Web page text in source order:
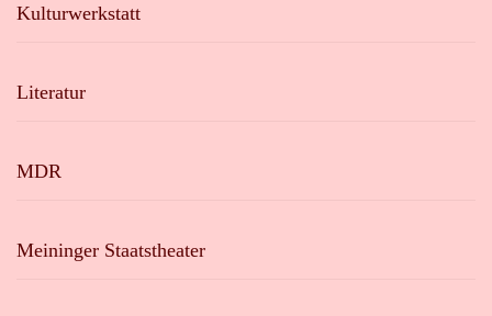
Kulturwerkstatt
Literatur
MDR
Meininger Staatstheater